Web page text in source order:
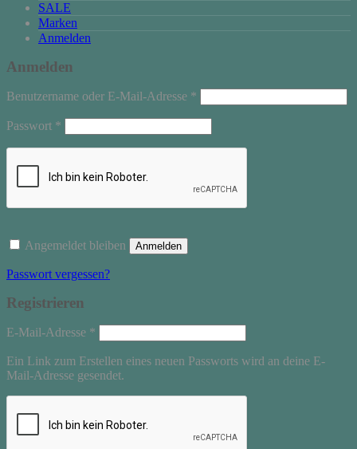
SALE
Marken
Anmelden
Anmelden
Benutzername oder E-Mail-Adresse *
Passwort *
Angemeldet bleiben Anmelden
Passwort vergessen?
Registrieren
E-Mail-Adresse *
Ein Link zum Erstellen eines neuen Passworts wird an deine E-
Mail-Adresse gesendet.